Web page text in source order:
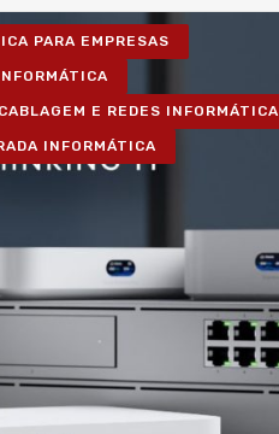
PARA EMPRESAS
E REDES INFORMÁTICA
INFORMÁTICA